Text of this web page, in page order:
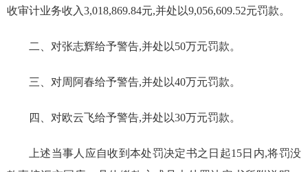
收审计业务收入3,018,869.84元,并处以9,056,609.52元罚款。
二、对张志辉给予警告,并处以50万元罚款。
三、 对周阿春给予警告,并处以40万元罚款。
四、 对欧云飞给予警告,并处以30万元罚款。
上述当事人应自收到本处罚决定书之日起15日内,将罚没